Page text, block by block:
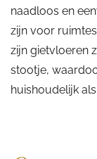
naadloos en
zijn voor
zijn gietvloeren
stootje,
huishoudelijk